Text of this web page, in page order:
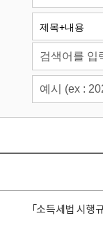
「소득세법 시